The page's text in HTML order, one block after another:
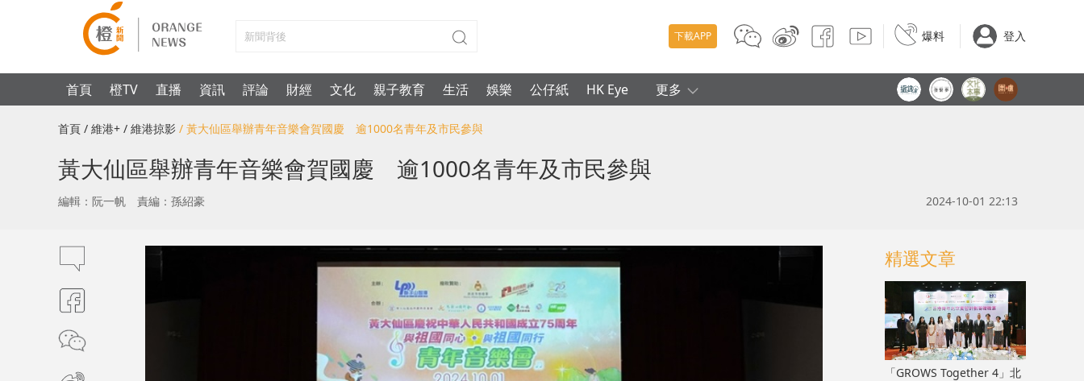
下載APP 爆料 登入
首頁 橙TV 直播 資訊 評論 財經 文化 親子教育 生活 娛樂 公仔紙 HK Eye 更多
首頁 / 維港+ / 維港掠影 / 黃大仙區舉辦青年音樂會賀國慶 逾1000名青年及市民參與
黃大仙區舉辦青年音樂會賀國慶 逾1000名青年及市民參與
編輯：阮一帆 責編：孫紹豪 2024-10-01 22:13
精選文章
「GROWS Together 4」北